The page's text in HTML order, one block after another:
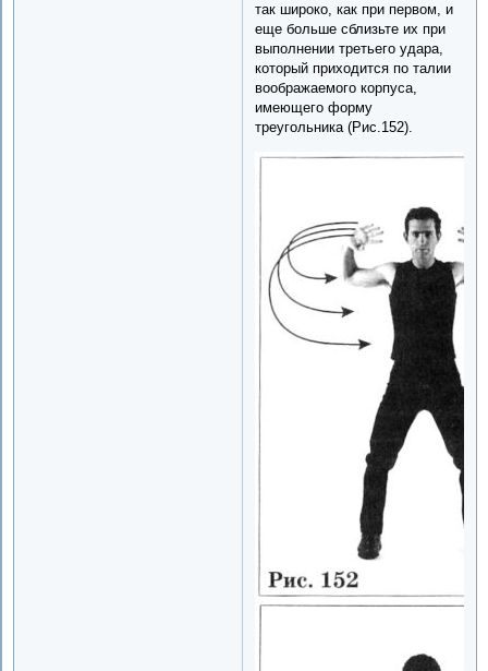
так широко, как при первом, и
еще больше сблизьте их при
выполнении третьего удара,
который приходится по талии
воображаемого корпуса,
имеющего форму
треугольника (Рис.152).